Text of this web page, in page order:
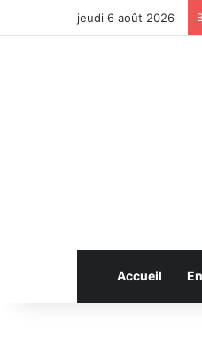
jeudi 6 août 2026
Accueil